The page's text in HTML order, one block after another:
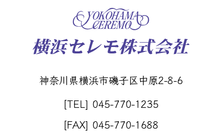
神奈川県横浜市磯子区中原2-8-6
[TEL] 045-770-1235
[FAX] 045-770-1688